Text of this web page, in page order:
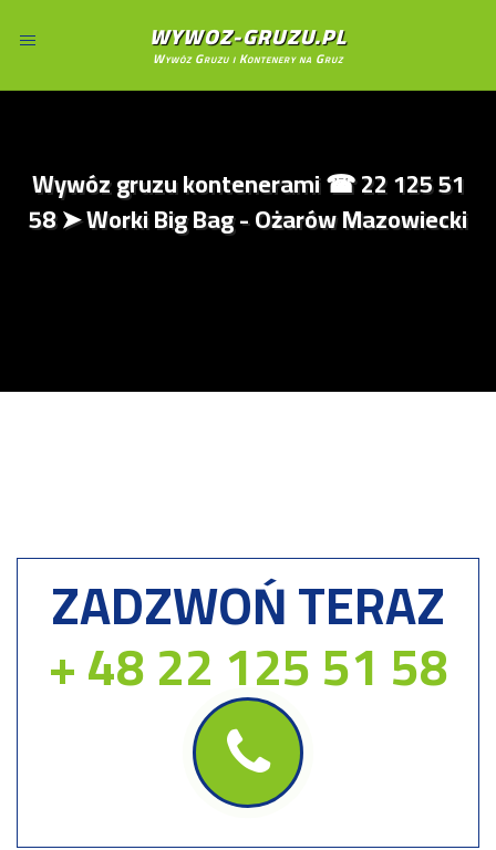
WYWOZ-GRUZU.PL
Wywóz Gruzu i Kontenery na Gruz
Wywóz gruzu kontenerami ☎ 22 125 51
58 ➤ Worki Big Bag - Ożarów Mazowiecki
ZADZWOŃ TERAZ
+ 48 22 125 51 58